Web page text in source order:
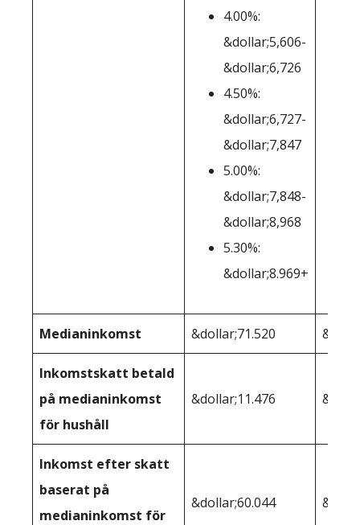
4.00%:
&dollar;5,606-
&dollar;6,726
4.50%:
&dollar;6,727-
&dollar;7,847
5.00%:
&dollar;7,848-
&dollar;8,968
5.30%:
&dollar;8.969+
Medianinkomst &dollar;71.520
Inkomstskatt betald
på medianinkomst
för hushåll
&dollar;11.476
Inkomst efter skatt
baserat på
medianinkomst för
&dollar;60.044